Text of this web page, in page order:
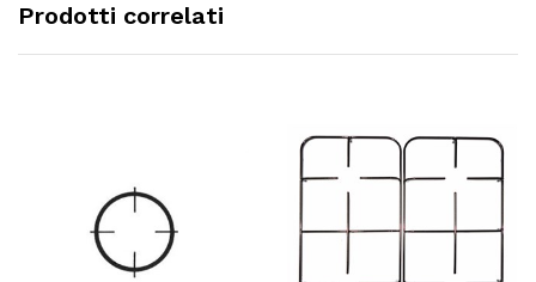
Prodotti correlati